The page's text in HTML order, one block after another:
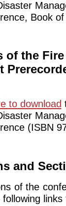
Book
of the
to download
(ISBN
and
of the
following